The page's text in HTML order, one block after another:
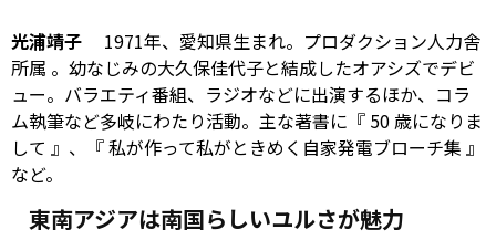
光浦靖子 1971年、愛知県生まれ。プロダクション人力舎
所属 。幼なじみの大久保佳代子と結成したオアシズでデビ
ュー。バラエティ番組、ラジオなどに出演するほか、コラ
ム執筆など多岐にわたり活動。主な著書に 『 50 歳になりま
して 』、『私が作って私がときめく自家発電ブローチ集 』
など。
東南アジアは南国らしいユルさが魅力